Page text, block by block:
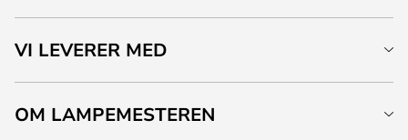
VI LEVERER MED
OM LAMPEMESTEREN